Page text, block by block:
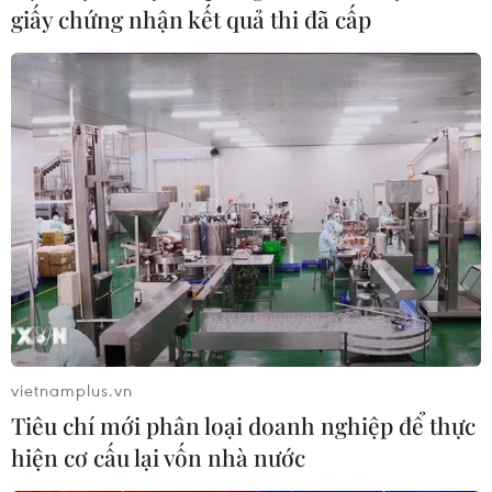
Không khí lạnh tăng cường, Bắc Bộ và Bắc
Trung Bộ tiếp tục rét
19/12/2022 23:08
Từ ngày 21/12, Bắc Bộ và khu vực từ Thanh Hóa đến
Thừa Thiên-Huế trời tiếp tục rét, vùng núi có nơi rét đậm,
rét hại, nhiệt độ thấp nhất ở Bắc Bộ và Bắc Trung Bộ phổ
biến từ 10-13 độ C.
giấy chứng nhận kết quả thi đã cấp
vietnamplus.vn
Tiêu chí mới phân loại doanh nghiệp để thực
hiện cơ cấu lại vốn nhà nước